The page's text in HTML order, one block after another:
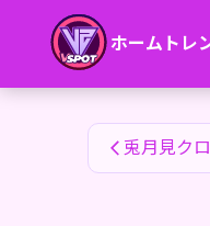
ホーム トレ
兎月見クロネのファンア
兎月見ク
兎月見クロネのファンア